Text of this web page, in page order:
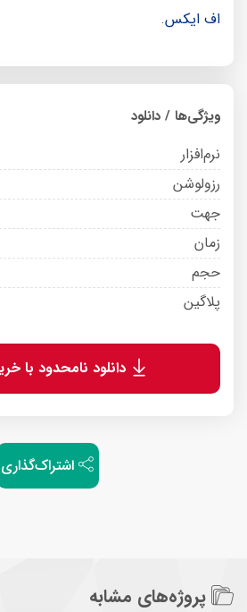
اف ایکس.
ویژگی‌ها / دانلود
نرم‌افزار
رزولوشن
جهت
زمان
حجم
پلاگین
دانلود نامحدود با
اشتراک‌گذاری
پروژه‌های مشابه